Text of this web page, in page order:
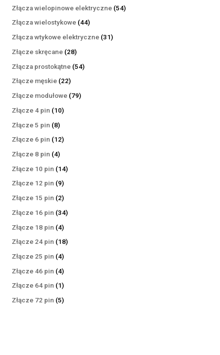
produktów
Złącza wielopinowe elektryczne 5454
Złącza wielostykowe 4444
produkty
Złącza wtykowe elektryczne 3131
Złącze skręcane 2828
produktów
Złącza prostokątne 5454
Złącze męskie 2222
produkty
Złącze modułowe 7979
Złącze 4 pin 1010
Złącze 5 pin 88
produktów
Złącze 6 pin 1212
Złącze 8 pin 44
produkty
Złącze 10 pin 1414
Złącze 12 pin 99
produktów
Złącze 15 pin 22
produkty
Złącze 16 pin 3434
Złącze 18 pin 44
produkty
Złącze 24 pin 1818
Złącze 25 pin 44
produkty
Złącze 46 pin 44
produkty
Złącze 64 pin 11
produkt
Złącze 72 pin 55